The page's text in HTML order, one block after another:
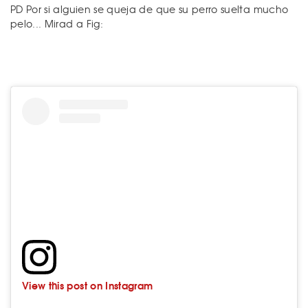
PD Por si alguien se queja de que su perro suelta mucho
pelo... Mirad a Fig:
View this post on Instagram